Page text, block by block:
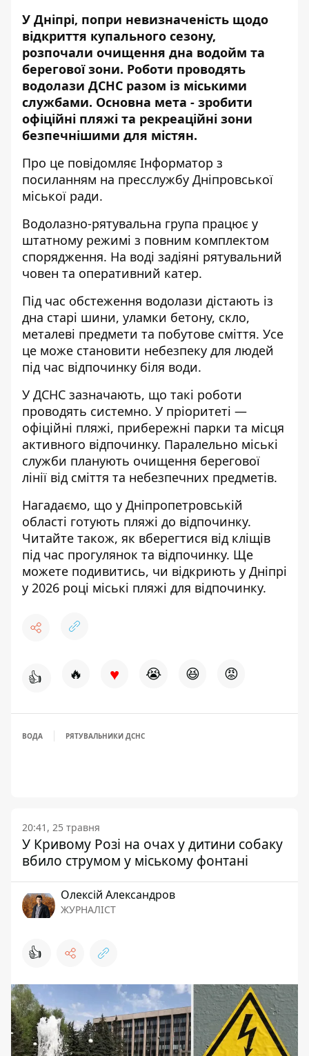
У Дніпрі, попри невизначеність щодо
відкриття купального сезону,
розпочали очищення дна водойм та
берегової зони. Роботи проводять
водолази ДСНС разом із міськими
службами. Основна мета - зробити
офіційні пляжі та рекреаційні зони
безпечнішими для містян.
Про це повідомляє Інформатор з
посиланням на пресслужбу Дніпровської
міської ради.
Водолазно-рятувальна група працює у
штатному режимі з повним комплектом
спорядження. На воді задіяні рятувальний
човен та оперативний катер.
Під час обстеження водолази дістають із
дна старі шини, уламки бетону, скло,
металеві предмети та побутове сміття. Усе
це може становити небезпеку для людей
під час відпочинку біля води.
У ДСНС зазначають, що такі роботи
проводять системно. У пріоритеті —
офіційні пляжі, прибережні парки та місця
активного відпочинку. Паралельно міські
служби планують очищення берегової
лінії від сміття та небезпечних предметів.
Нагадаємо, що у Дніпропетровській
області готують пляжі до відпочинку.
Читайте також, як вберегтися від кліщів
під час прогулянок та відпочинку. Ще
можете подивитись, чи відкриють у Дніпрі
у 2026 році міські пляжі для відпочинку.
👍 🔥 ♥ 😭 😆 😡
ВОДА РЯТУВАЛЬНИКИ ДСНС
20:41, 25 травня
У Кривому Розі на очах у дитини собаку
вбило струмом у міському фонтані
Олексій Александров
ЖУРНАЛІСТ
👍